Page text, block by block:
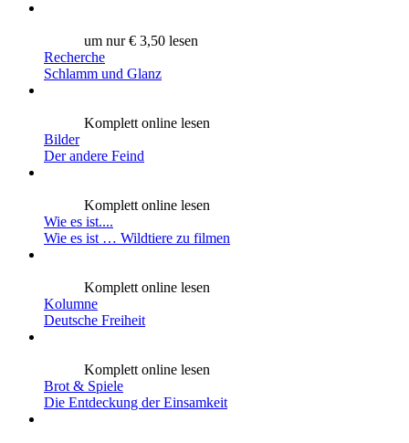
um nur € 3,50 lesen
Recherche
Schlamm und Glanz
Komplett online lesen
Bilder
Der andere Feind
Komplett online lesen
Wie es ist....
Wie es ist … Wildtiere zu filmen
Komplett online lesen
Kolumne
Deutsche Freiheit
Komplett online lesen
Brot & Spiele
Die Entdeckung der Einsamkeit